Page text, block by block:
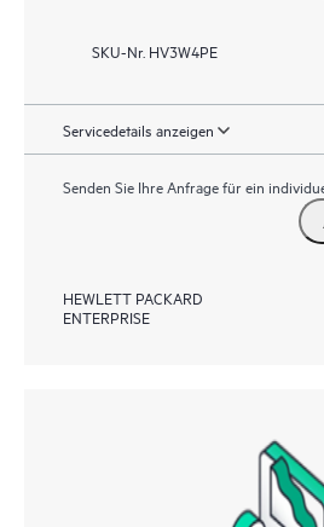
SKU-Nr. HV3W4PE
Servicedetails anzeigen
Senden Sie Ihre Anfrage für ein
HEWLETT PACKARD
ENTERPRISE